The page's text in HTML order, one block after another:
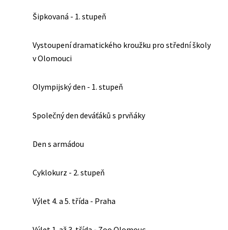
Šipkovaná - 1. stupeň
Vystoupení dramatického kroužku pro střední školy
v Olomouci
Olympijský den - 1. stupeň
Společný den deváťáků s prvňáky
Den s armádou
Cyklokurz - 2. stupeň
Výlet 4. a 5. třída - Praha